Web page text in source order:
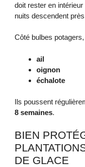
doit rester en
nuits descendent
Côté bulbes
ail
oignon
échalote
Ils poussent
8 semaines.
BIEN
DE GLACE